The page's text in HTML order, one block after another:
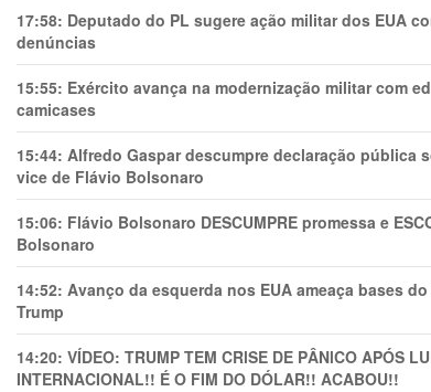
17:58: Deputado do PL sugere ação militar dos EUA
denúncias
15:55: Exército avança na modernização militar com
camicases
15:44: Alfredo Gaspar descumpre declaração pública
vice de Flávio Bolsonaro
15:06: Flávio Bolsonaro DESCUMPRE promessa e
Bolsonaro
14:52: Avanço da esquerda nos EUA ameaça bases
Trump
14:20: VÍDEO: TRUMP TEM CRlSE DE PÂNlCO APÓS
INTERNACIONAL!! É O FIM DO DÓLAR!! ACABOU!!